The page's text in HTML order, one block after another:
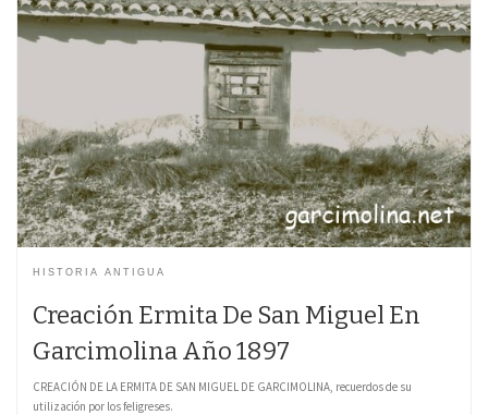
HISTORIA ANTIGUA
Creación Ermita De San Miguel En
Garcimolina Año 1897
CREACIÓN DE LA ERMITA DE SAN MIGUEL DE GARCIMOLINA, recuerdos de su
utilización por los feligreses.